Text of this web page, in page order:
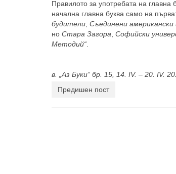
Правилото за употребата на главнa
начална главна буква само на
будители Съединени
но Стара Загора Софийски
Методий“
в. „Аз Буки“ бр. 15, 14. IV. – 20. IV.
Предишен пост